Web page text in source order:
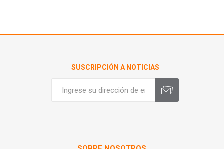
SUSCRIPCIÓN A NOTICIAS